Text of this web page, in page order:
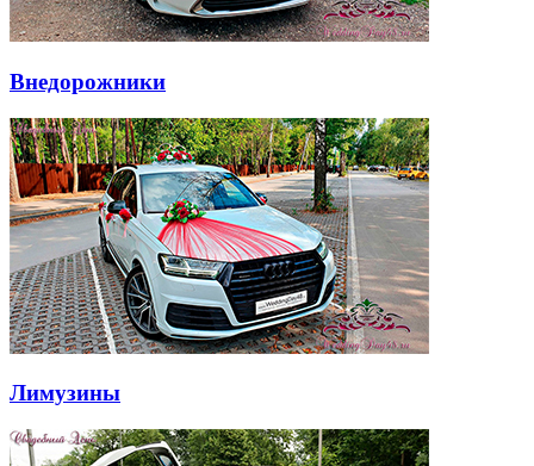
Внедорожники
Лимузины